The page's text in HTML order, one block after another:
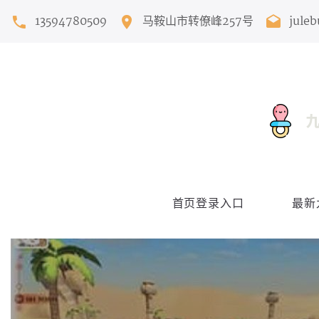
13594780509 马鞍山市转僚峰257号
首页登录入口 最新